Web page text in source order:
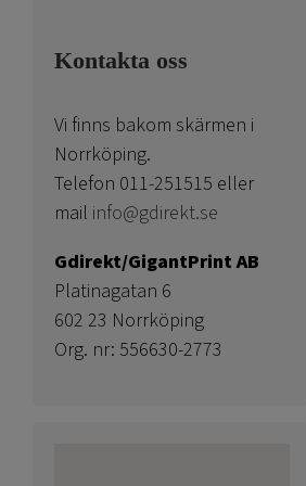
Kontakta oss
Vi finns bakom skärmen i
Norrköping.
Telefon 011-251515 eller
mail info@gdirekt.se
Gdirekt/GigantPrint AB
Platinagatan 6
602 23 Norrköping
Org. nr: 556630-2773